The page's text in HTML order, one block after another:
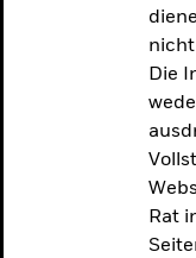
Die
Rat